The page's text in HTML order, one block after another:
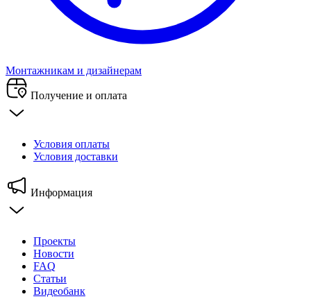
Монтажникам и дизайнерам
Получение и оплата
Условия оплаты
Условия доставки
Информация
Проекты
Новости
FAQ
Статьи
Видеобанк